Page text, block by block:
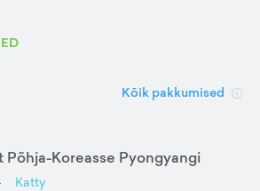
Kõik pakkumised
Põhja-Koreasse Pyongyangi
Katty